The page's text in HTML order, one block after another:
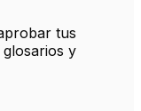
tus
y